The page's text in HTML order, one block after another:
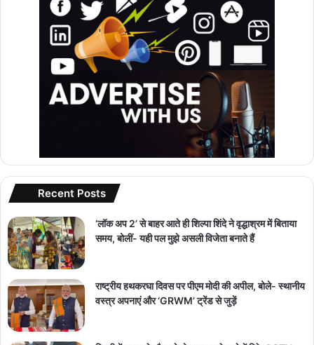
Recent Posts
‘लॉक अप 2’ से बाहर आते ही शिल्पा शिंदे ने वृद्धाश्रम में बिताया
समय, बोलीं- यही पल मुझे असली विजेता बनाते हैं
राष्ट्रीय हथकरघा दिवस पर पीएम मोदी की अपील, बोले- स्थानीय
वस्त्र अपनाएं और ‘GRWM’ ट्रेंड से जुड़ें